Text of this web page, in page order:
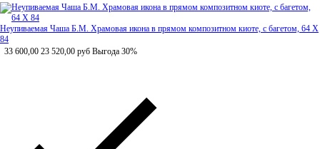
Неупиваемая Чаша Б.М. Храмовая икона в прямом композитном киоте, с багетом, 64 Х
84
33 600,00 23 520,00 руб Выгода 30%